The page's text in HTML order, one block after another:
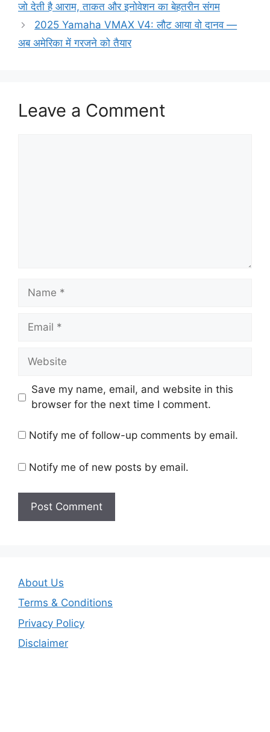
जो देती है आराम, ताकत और इनोवेशन का बेहतरीन संगम
2025 Yamaha VMAX V4: लौट आया वो दानव —
अब अमेरिका में गरजने को तैयार
Leave a Comment
Name
Email
Website
Save my name, email, and website in this
browser for the next time I comment.
Notify me of follow-up comments by email.
Notify me of new posts by email.
About Us
Terms & Conditions
Privacy Policy
Disclaimer